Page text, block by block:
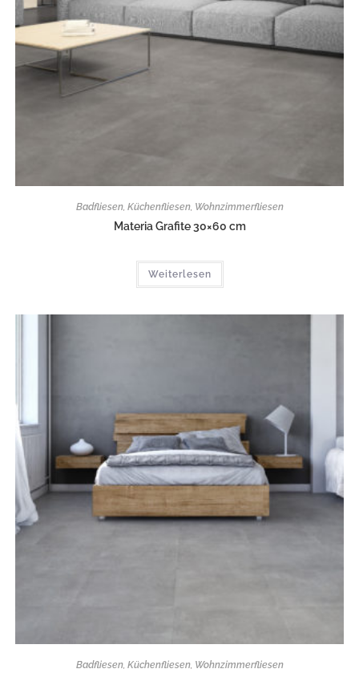
Badfliesen, Küchenfliesen, Wohnzimmerfliesen
Materia Grafite 30×60 cm
Weiterlesen
Badfliesen, Küchenfliesen, Wohnzimmerfliesen